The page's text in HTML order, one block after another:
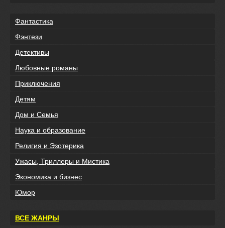
Фантастика
Фэнтези
Детективы
Любовные романы
Приключения
Детям
Дом и Семья
Наука и образование
Религия и Эзотерика
Ужасы, Триллеры и Мистика
Экономика и бизнес
Юмор
ВСЕ ЖАНРЫ